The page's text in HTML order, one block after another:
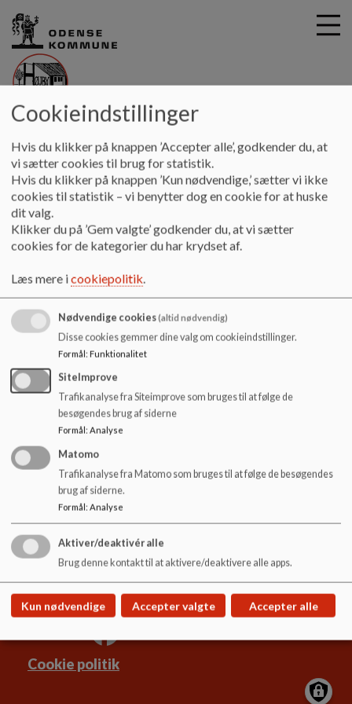
Information Samarbejdspartnere Edit24
Edit24
EDIT24 – Mobilfilmkonkurrence for børn og unge på
Fyn
EDIT24 er en filmkonkurrence for 4., 5., 6. og 7. klasser på
Fyn, hvor elever dyster med andre børn og unge på Fyn, om at
lave den bedste film på mobil eller tablet.
Læs mere her
Højby Skole
Nørrelunden 20, 5260 Odense S
hoejby.skole.buf@odense.dk
+45 63750900
EAN NR.
5798006606658
Sitemap
Cookie politik
Cookieindstillinger
Hvis du klikker på knappen ’Accepter alle’, godkender du, at
vi sætter cookies til brug for statistik.
Hvis du klikker på knappen ’Kun nødvendige,’ sætter vi ikke
cookies til statistik – vi benytter dog en cookie for at huske
dit valg.
Klikker du på ’Gem valgte’ godkender du, at vi sætter
cookies for de kategorier du har krydset af.
Læs mere icookiepolitik.
Nødvendige cookies(altid nødvendig)
Disse cookies gemmer dine valg om cookieindstillinger.
Formål: Funktionalitet
SiteImprove
Trafikanalyse fra Siteimprove som bruges til at følge de
besøgendes brug af siderne
Formål : Analyse
Matomo
Trafikanalyse fra Matomo som bruges til at følge de besøgendes
brug af siderne.
Formål: Analyse
Aktiver/deaktivér alle
Brug denne kontakt til at aktivere/deaktivere alle apps.
Kun nødvendige Accepter valgte Accepter alle